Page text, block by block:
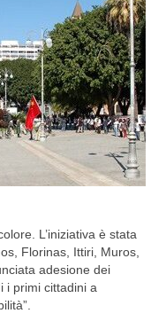
L’iniziativa è stata
Florinas, Ittiri, Muros,
adesione dei
i primi cittadini a